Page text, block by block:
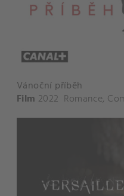
Vánoční příběh
Film 2022 Romance,